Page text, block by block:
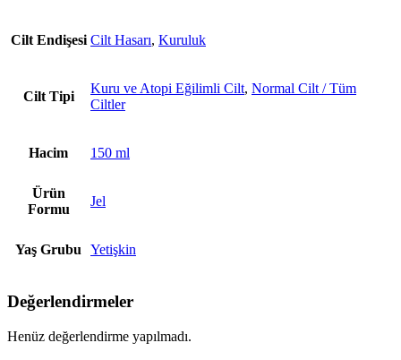
Cilt Endişesi Cilt Hasarı, Kuruluk
Cilt Tipi
Kuru ve Atopi Eğilimli Cilt, Normal Cilt / Tüm
Ciltler
Hacim 150 ml
Ürün
Formu
Jel
Yaş Grubu Yetişkin
Değerlendirmeler
Henüz değerlendirme yapılmadı.